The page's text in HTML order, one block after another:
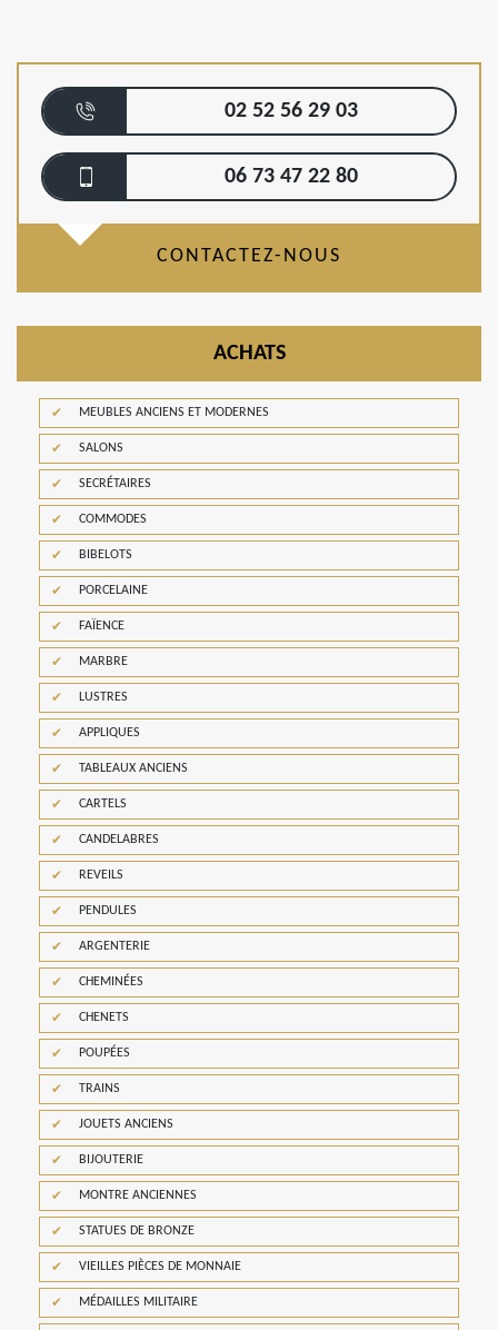
02 52 56 29 03
06 73 47 22 80
CONTACTEZ-NOUS
ACHATS
MEUBLES ANCIENS ET MODERNES
SALONS
SECRÉTAIRES
COMMODES
BIBELOTS
PORCELAINE
FAÏENCE
MARBRE
LUSTRES
APPLIQUES
TABLEAUX ANCIENS
CARTELS
CANDELABRES
REVEILS
PENDULES
ARGENTERIE
CHEMINÉES
CHENETS
POUPÉES
TRAINS
JOUETS ANCIENS
BIJOUTERIE
MONTRE ANCIENNES
STATUES DE BRONZE
VIEILLES PIÈCES DE MONNAIE
MÉDAILLES MILITAIRE